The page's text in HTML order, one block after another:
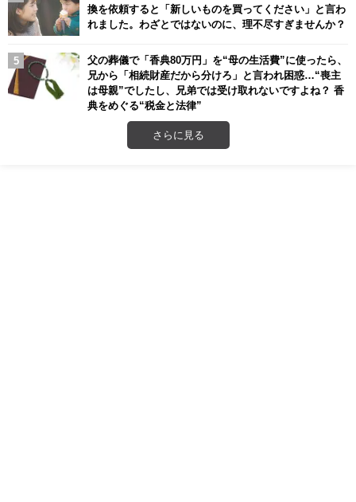
換を依頼すると「新しいものを買ってください」と言わ
れました。わざとではないのに、理不尽すぎませんか？
父の葬儀で「香典80万円」を“母の生活費”に使ったら、
兄から「相続財産だから分けろ」と言われ困惑…“喪主
は母親”でしたし、兄弟では受け取れないですよね？ 香
典をめぐる“税金と法律”
さらに見る